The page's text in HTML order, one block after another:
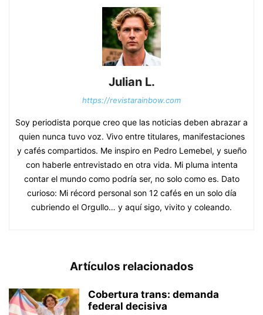
Julian L.
https://revistarainbow.com
Soy periodista porque creo que las noticias deben abrazar a
quien nunca tuvo voz. Vivo entre titulares, manifestaciones
y cafés compartidos. Me inspiro en Pedro Lemebel, y sueño
con haberle entrevistado en otra vida. Mi pluma intenta
contar el mundo como podría ser, no solo como es. Dato
curioso: Mi récord personal son 12 cafés en un solo día
cubriendo el Orgullo… y aquí sigo, vivito y coleando.
Artículos relacionados
Cobertura trans: demanda
federal decisiva